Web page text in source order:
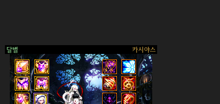
달별 카시야스
>